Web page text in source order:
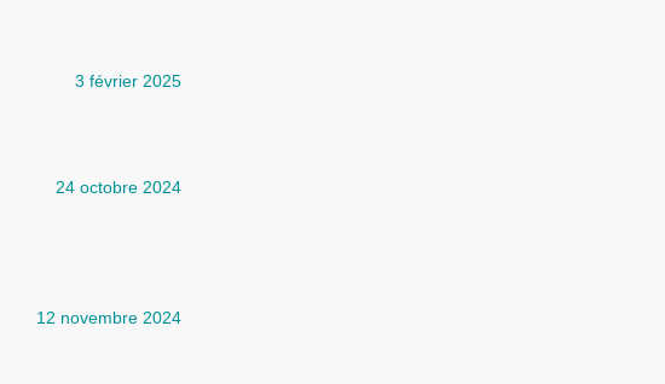
3 février 2025
24 octobre 2024
12 novembre 2024